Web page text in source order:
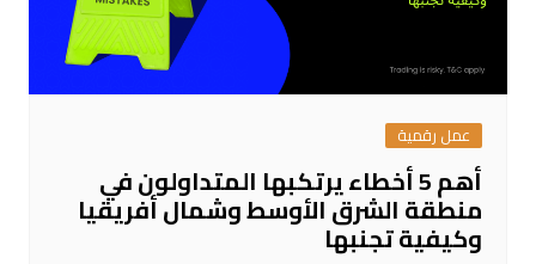
عمل رقمية
أهم 5 أخطاء يرتكبها المتداولون في
منطقة الشرق الأوسط وشمال أفريقيا
وكيفية تجنبها